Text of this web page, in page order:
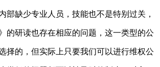
部缺少专业人员，技能也不是特别过关，
的研读也存在相应的问题，这一类型的公
择的，但实际上只要我们可以进行维权公